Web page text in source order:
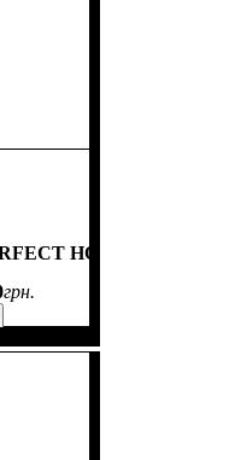
HOME
грн.